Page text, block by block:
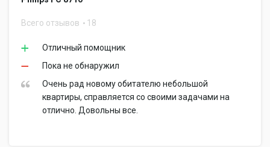
Всего отзывов 18
Отличный помощник
Пока не обнаружил
Очень рад новому обитателю небольшой
квартиры, справляется со своими задачами на
отлично. Довольны все.